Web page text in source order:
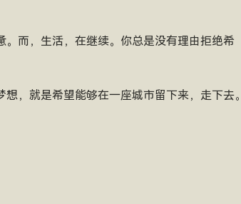
而，生活，在继续。你总是没有理由拒绝希
，就是希望能够在一座城市留下来，走下去。